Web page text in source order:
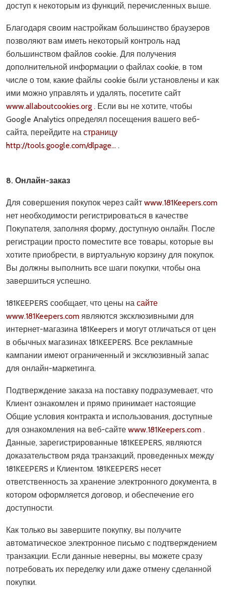
доступ к некоторым из функций, перечисленных выше.
Благодаря своим настройкам большинство браузеров
позволяют вам иметь некоторый контроль над
большинством файлов cookie. Для получения
дополнительной информации о файлах cookie, в том
числе о том, какие файлы cookie были установлены и как
ими можно управлять и удалять, посетите сайт
www.allaboutcookies.org . Если вы не хотите, чтобы
Google Analytics определял посещения вашего веб-
сайта, перейдите на страницу
http://tools.google.com/dlpage... .
8. Онлайн-заказ
Для совершения покупок через сайт www.181Keepers.com
нет необходимости регистрироваться в качестве
Покупателя, заполняя форму, доступную онлайн. После
регистрации просто поместите все товары, которые вы
хотите приобрести, в виртуальную корзину для покупок.
Вы должны выполнить все шаги покупки, чтобы она
завершиться успешно.
181KEEPERS сообщает, что цены на сайте
www.181Keepers.com являются эксклюзивными для
интернет-магазина 181Keepers и могут отличаться от цен
в обычных магазинах 181KEEPERS. Все рекламные
кампании имеют ограниченный и эксклюзивный запас
для онлайн-маркетинга.
Подтверждение заказа на поставку подразумевает, что
Клиент ознакомлен и прямо принимает настоящие
Общие условия контракта и использования, доступные
для ознакомления на веб-сайте www.181Keepers.com .
Данные, зарегистрированные 181KEEPERS, являются
доказательством ряда транзакций, проведенных между
181KEEPERS и Клиентом. 181KEEPERS несет
ответственность за хранение электронного документа, в
котором оформляется договор, и обеспечение его
доступности.
Как только вы завершите покупку, вы получите
автоматическое электронное письмо с подтверждением
транзакции. Если данные неверны, вы можете сразу
потребовать их переделку или даже отмену сделанной
покупки.